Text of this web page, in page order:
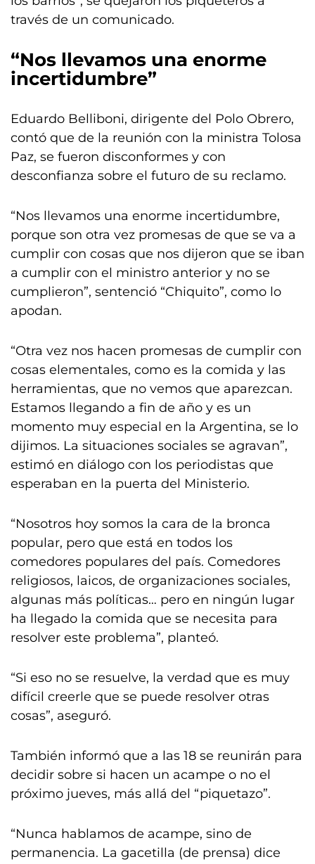
través de un comunicado.
“Nos llevamos una enorme
incertidumbre”
Eduardo Belliboni, dirigente del Polo Obrero,
contó que de la reunión con la ministra Tolosa
Paz, se fueron disconformes y con
desconfianza sobre el futuro de su reclamo.
“Nos llevamos una enorme incertidumbre,
porque son otra vez promesas de que se va a
cumplir con cosas que nos dijeron que se iban
a cumplir con el ministro anterior y no se
cumplieron”, sentenció “Chiquito”, como lo
apodan.
“Otra vez nos hacen promesas de cumplir con
cosas elementales, como es la comida y las
herramientas, que no vemos que aparezcan.
Estamos llegando a fin de año y es un
momento muy especial en la Argentina, se lo
dijimos. La situaciones sociales se agravan”,
estimó en diálogo con los periodistas que
esperaban en la puerta del Ministerio.
“Nosotros hoy somos la cara de la bronca
popular, pero que está en todos los
comedores populares del país. Comedores
religiosos, laicos, de organizaciones sociales,
algunas más políticas… pero en ningún lugar
ha llegado la comida que se necesita para
resolver este problema”, planteó.
“Si eso no se resuelve, la verdad que es muy
difícil creerle que se puede resolver otras
cosas”, aseguró.
También informó que a las 18 se reunirán para
decidir sobre si hacen un acampe o no el
próximo jueves, más allá del “piquetazo”.
“Nunca hablamos de acampe, sino de
permanencia. La gacetilla (de prensa) dice